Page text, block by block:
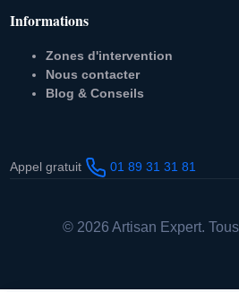
Informations
Zones d'intervention
Nous contacter
Blog & Conseils
Appel gratuit 01 89 31 31 81
© 2026 Artisan Expert.